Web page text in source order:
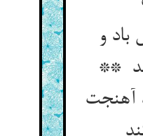
و
**
آهنجت